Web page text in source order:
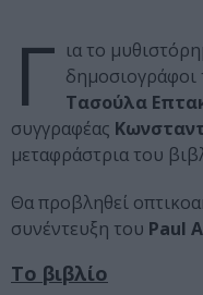
Γ ια το
δημοσιογράφοι
Τασούλα
συγγραφέας
μεταφράστρια του
Θα προβληθεί
συνέντευξη του Paul
Το βιβλίο